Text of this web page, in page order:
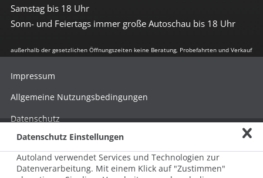
Samstag bis 18 Uhr
Sonn- und Feiertags immer große Autoschau bis 18 Uhr
außerhalb der gesetzlichen Öffnungszeiten keine Beratung, Probefahrten und Verkauf
Impressum
Allgemeine Nutzungsbedingungen
Datenschutz
Hinweisgebersystem nach HinSchG
Beschwerde nach LkSG
Datenschutz Einstellungen
Autoland verwendet Services und Technologien zur
Datenverarbeitung. Mit einem Klick auf "Zustimmen"